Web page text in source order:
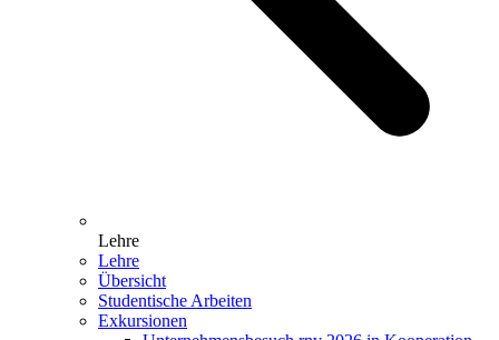
Lehre
Lehre
Übersicht
Studentische Arbeiten
Exkursionen